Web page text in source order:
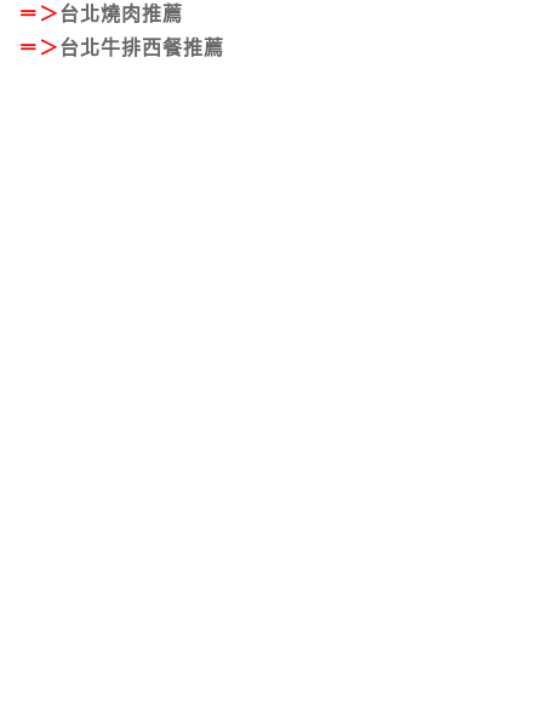
＝＞台北燒肉推薦
＝＞台北牛排西餐推薦